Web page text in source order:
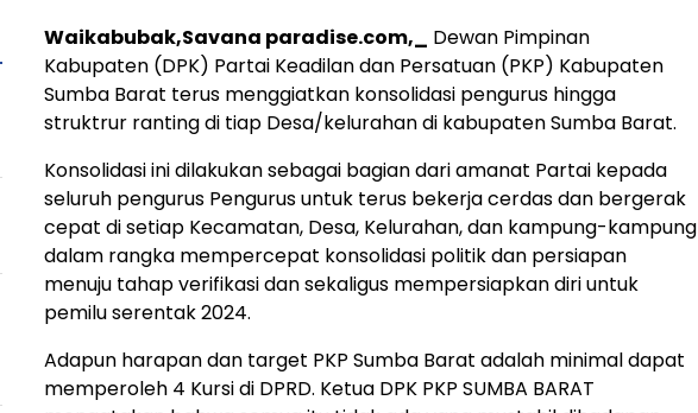
Waikabubak,Savana paradise.com,_ Dewan Pimpinan
Kabupaten (DPK) Partai Keadilan dan Persatuan (PKP) Kabupaten
Sumba Barat terus menggiatkan konsolidasi pengurus hingga
struktrur ranting di tiap Desa/kelurahan di kabupaten Sumba Barat.
Konsolidasi ini dilakukan sebagai bagian dari amanat Partai kepada
seluruh pengurus Pengurus untuk terus bekerja cerdas dan bergerak
cepat di setiap Kecamatan, Desa, Kelurahan, dan kampung-kampung
dalam rangka mempercepat konsolidasi politik dan persiapan
menuju tahap verifikasi dan sekaligus mempersiapkan diri untuk
pemilu serentak 2024.
Adapun harapan dan target PKP Sumba Barat adalah minimal dapat
memperoleh 4 Kursi di DPRD. Ketua DPK PKP SUMBA BARAT